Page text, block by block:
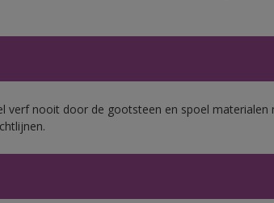
verf nooit door de gootsteen en spoel materialen